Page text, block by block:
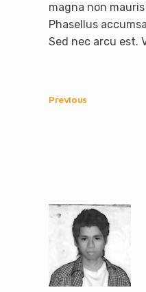
magna non
Phasellus
Sed nec arcu est.
Previous